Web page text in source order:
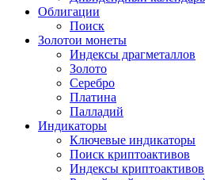
Облигации
Поиск
Золотои монеты
Индексы драгметаллов
Золото
Серебро
Платина
Палладий
Индикаторы
Ключевые индикаторы
Поиск криптоактивов
Индексы криптоактивов